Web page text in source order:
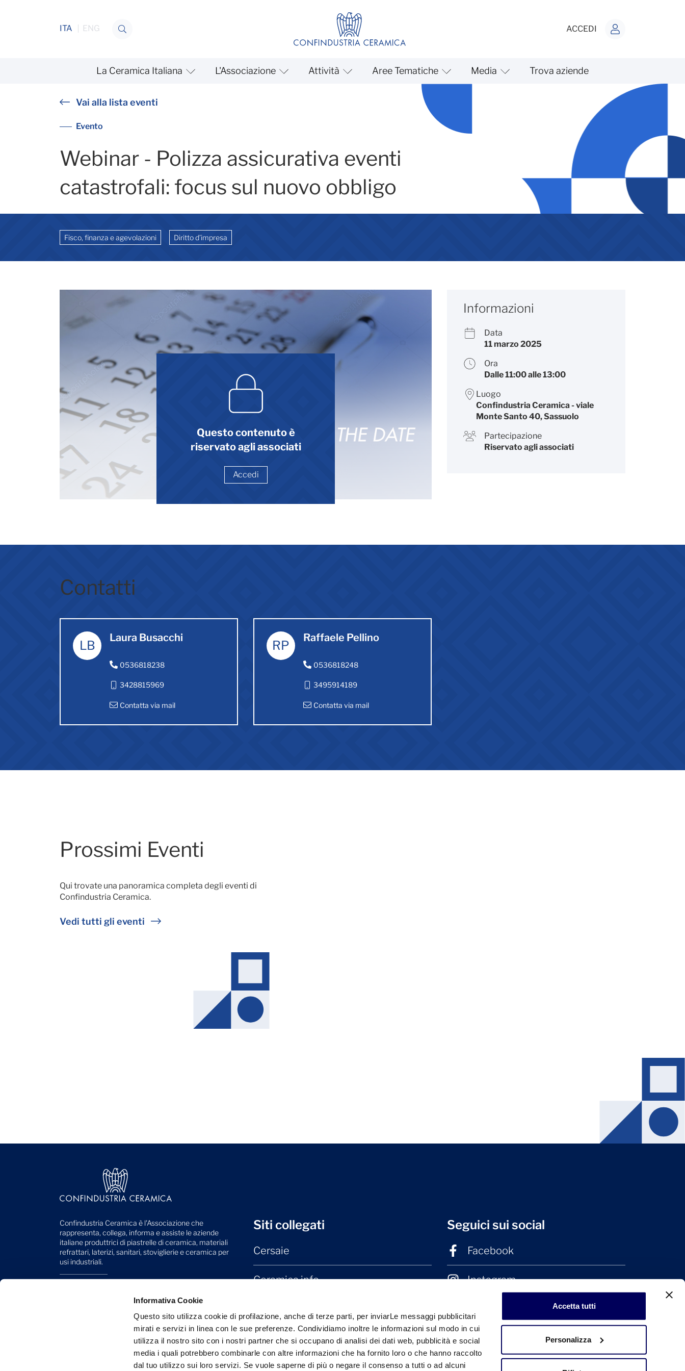
Informativa Cookie
Questo sito utilizza cookie di profilazione, anche di terze parti, per inviarLe messaggi pubblicitari
mirati e servizi in linea con le sue preferenze. Condividiamo inoltre le informazioni sul modo in cui
utilizza il nostro sito con i nostri partner che si occupano di analisi dei dati web, pubblicità e social
media i quali potrebbero combinarle con altre informazioni che ha fornito loro o che hanno raccolto
dal tuo utilizzo sui loro servizi. Se vuole saperne di più o negare il consenso a tutti o ad alcuni
Accetta tutti
Personalizza
ITA ENG ACCEDI
La Ceramica Italiana L'Associazione Attività Aree Tematiche Media Trova aziende
Polizza assicurativa eventi catastrofali: focus sul nuovo obbligo
Vai alla lista eventi
Evento
Webinar - Polizza assicurativa eventi
catastrofali: focus sul nuovo obbligo
Fisco, finanza e agevolazioni Diritto d’impresa
Questo contenuto è
riservato agli associati
Accedi
Informazioni
Data
11 marzo 2025
Ora
Dalle 11:00 alle 13:00
Luogo
Confindustria Ceramica - viale
Monte Santo 40, Sassuolo
Partecipazione
Riservato agli associati
Contatti
LB
Laura Busacchi
0536818238
3428815969
Contatta via mail
RP
Raffaele Pellino
0536818248
3495914189
Contatta via mail
Prossimi Eventi
Qui trovate una panoramica completa degli eventi di
Confindustria Ceramica.
Vedi tutti gli eventi
Confindustria Ceramica è l'Associazione che
rappresenta, collega, informa e assiste le aziende
italiane produttrici di piastrelle di ceramica, materiali
refrattari, laterizi, sanitari, stoviglierie e ceramica per
usi industriali.
41049 Sassuolo (MO) - Italy
info@confindustriaceramica.it
confindustriaceramicaarealavoro@legalmail.it
Siti collegati
Cersaie
Ceramica.info
Laterizio.it
Seguici sui social
Facebook
Instagram